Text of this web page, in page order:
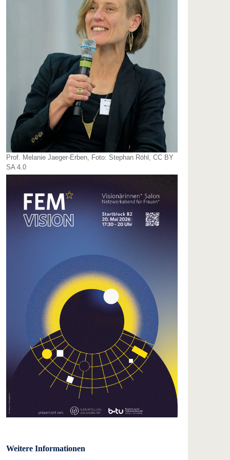
Prof. Melanie Jaeger-Erben, Foto: Stephan Röhl, CC BY
SA 4.0
Weitere Informationen